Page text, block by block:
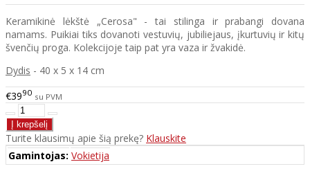
Keramikinė lėkštė „Cerosa" - tai stilinga ir prabangi dovana
namams. Puikiai tiks dovanoti vestuvių, jubiliejaus, įkurtuvių ir kitų
švenčių proga. Kolekcijoje taip pat yra vaza ir žvakidė.
Dydis - 40 x 5 x 14 cm
€3990 su PVM
Turite klausimų apie šią prekę? Klauskite
Gamintojas: Vokietija